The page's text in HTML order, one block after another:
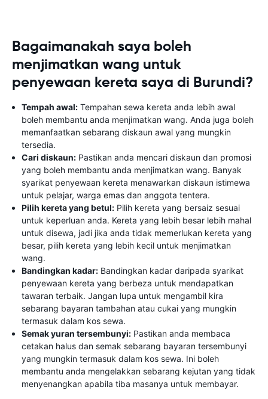
Bagaimanakah saya boleh
menjimatkan wang untuk
penyewaan kereta saya di Burundi?
Tempah awal: Tempahan sewa kereta anda lebih awal
boleh membantu anda menjimatkan wang. Anda juga boleh
memanfaatkan sebarang diskaun awal yang mungkin
tersedia.
Cari diskaun: Pastikan anda mencari diskaun dan promosi
yang boleh membantu anda menjimatkan wang. Banyak
syarikat penyewaan kereta menawarkan diskaun istimewa
untuk pelajar, warga emas dan anggota tentera.
Pilih kereta yang betul: Pilih kereta yang bersaiz sesuai
untuk keperluan anda. Kereta yang lebih besar lebih mahal
untuk disewa, jadi jika anda tidak memerlukan kereta yang
besar, pilih kereta yang lebih kecil untuk menjimatkan
wang.
Bandingkan kadar: Bandingkan kadar daripada syarikat
penyewaan kereta yang berbeza untuk mendapatkan
tawaran terbaik. Jangan lupa untuk mengambil kira
sebarang bayaran tambahan atau cukai yang mungkin
termasuk dalam kos sewa.
Semak yuran tersembunyi: Pastikan anda membaca
cetakan halus dan semak sebarang bayaran tersembunyi
yang mungkin termasuk dalam kos sewa. Ini boleh
membantu anda mengelakkan sebarang kejutan yang tidak
menyenangkan apabila tiba masanya untuk membayar.